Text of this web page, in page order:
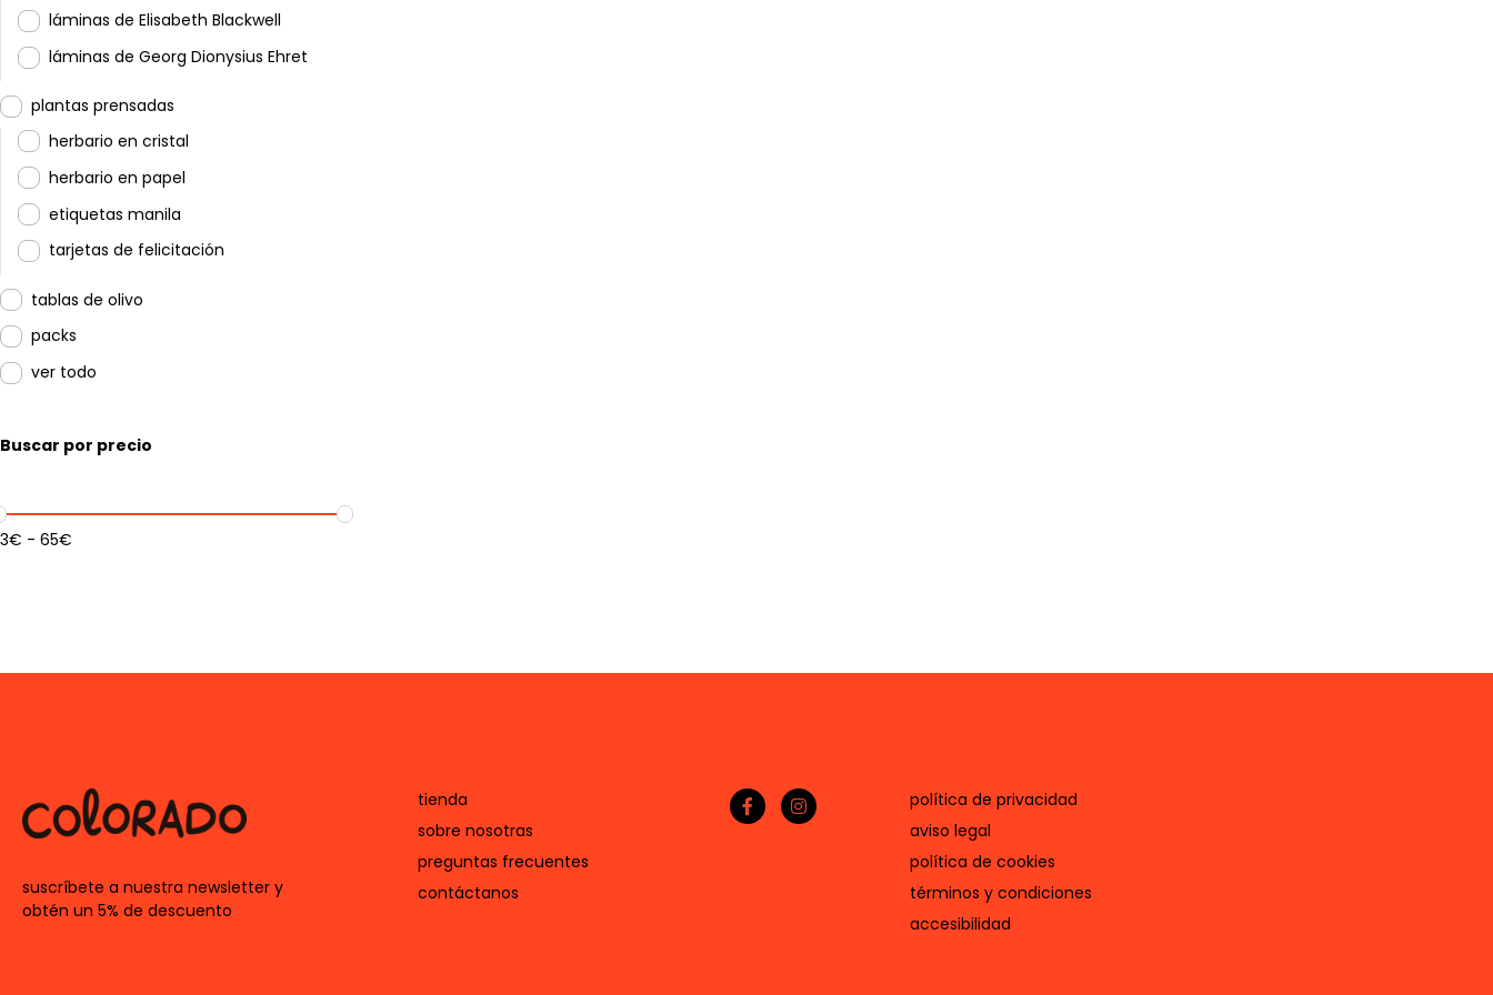
láminas de Elisabeth Blackwell
láminas de Georg Dionysius Ehret
plantas prensadas
herbario en cristal
herbario en papel
etiquetas manila
tarjetas de felicitación
tablas de olivo
packs
ver todo
Buscar por precio
3€ - 65€
suscríbete a nuestra newsletter y
obtén un 5% de descuento
tienda
sobre nosotras
preguntas frecuentes
contáctanos
política de privacidad
aviso legal
política de cookies
términos y condiciones
accesibilidad